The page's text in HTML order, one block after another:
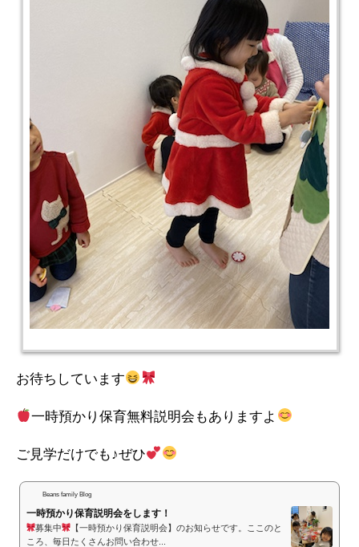
お待ちしています
一時預かり保育無料説明会もありますよ
ご見学だけでも♪ぜひ
Beans family Blog
一時預かり保育説明会をします！
募集中
【一時預かり保育説明会】のお知らせです。ここのと
ころ、毎日たくさんお問い合わせ...